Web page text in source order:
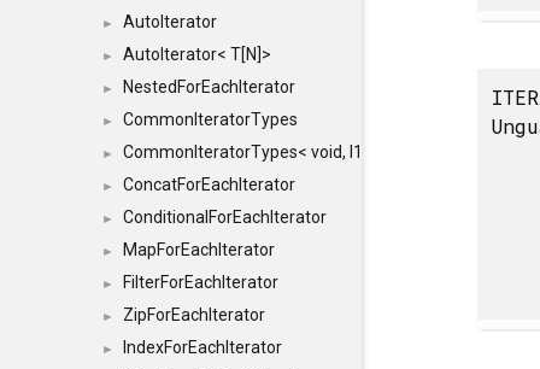
► AutoIterator
► AutoIterator< T[N]>
► NestedForEachIterator
► CommonIteratorTypes
► CommonIteratorTypes< void, I1, I2 >
► ConcatForEachIterator
► ConditionalForEachIterator
► MapForEachIterator
► FilterForEachIterator
► ZipForEachIterator
► IndexForEachIterator